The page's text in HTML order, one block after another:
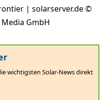
| solarserver.de ©
GmbH
wichtigsten Solar-News direkt